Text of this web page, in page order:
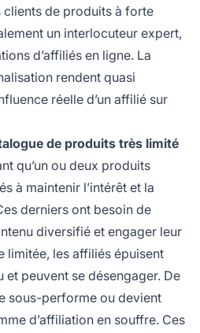
clients de produits à forte
un interlocuteur expert,
d’affiliés en ligne. La
rendent quasi
réelle d’un affilié sur
de produits très limité
qu’un ou deux produits
à maintenir l’intérêt et la
derniers ont besoin de
diversifié et engager leur
limitée, les affiliés épuisent
et peuvent se désengager. De
sous-performe ou devient
d’affiliation en souffre. Ces